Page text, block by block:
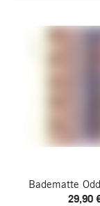
Badematte
29,90